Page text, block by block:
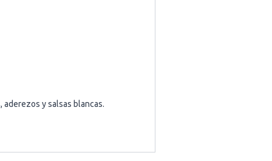
aderezos y salsas blancas.